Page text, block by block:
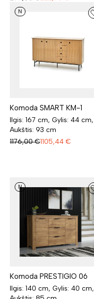
N
Komoda SMART KM-1
Ilgis: 167 cm, Gylis: 44 cm,
Aukštis: 93 cm
1176,00 €1105,44 €
N
Komoda PRESTIGIO 06
Ilgis: 140 cm, Gylis: 40 cm,